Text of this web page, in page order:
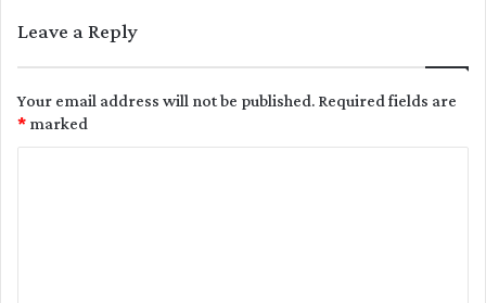
Leave a Reply
Your email address will not be published.Required fields are
marked
*